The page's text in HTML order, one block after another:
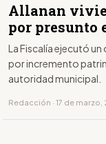
Allanan
por
La Fiscalía ejecutó
por incremento
autoridad municipal.
Redacción · 17 de marzo,